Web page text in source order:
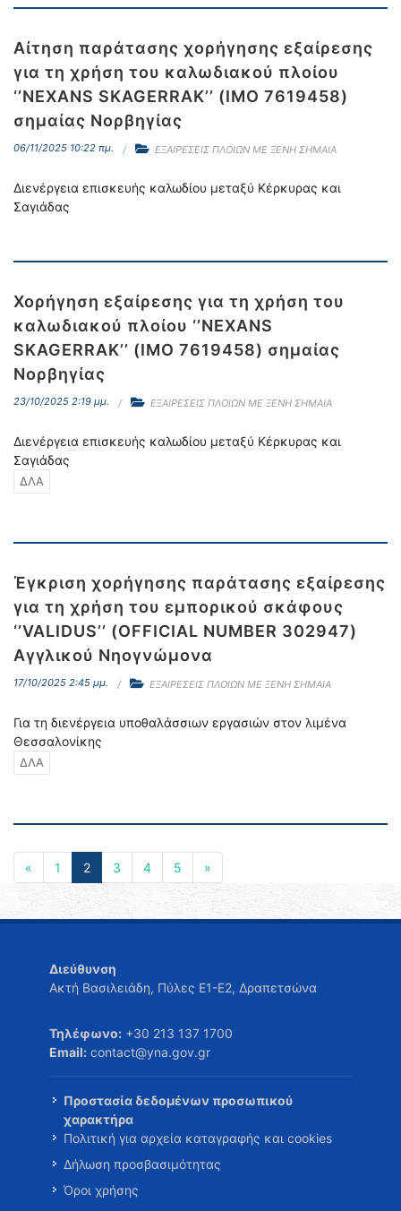
Αίτηση παράτασης χορήγησης εξαίρεσης
για τη χρήση του καλωδιακού πλοίου
‘’NEXANS SKAGERRAK’’ (IMO 7619458)
σημαίας Νορβηγίας
06/11/2025 10:22 πμ. ΕΞΑΙΡΕΣΕΙΣ ΠΛΟΙΩΝ ΜΕ ΞΕΝΗ ΣΗΜΑΙΑ
Διενέργεια επισκευής καλωδίου μεταξύ Κέρκυρας και
Σαγιάδας
Χορήγηση εξαίρεσης για τη χρήση του
καλωδιακού πλοίου ‘’NEXANS
SKAGERRAK’’ (IMO 7619458) σημαίας
Νορβηγίας
23/10/2025 2:19 μμ. ΕΞΑΙΡΕΣΕΙΣ ΠΛΟΙΩΝ ΜΕ ΞΕΝΗ ΣΗΜΑΙΑ
Διενέργεια επισκευής καλωδίου μεταξύ Κέρκυρας και
Σαγιάδας
ΔΛΑ
Έγκριση χορήγησης παράτασης εξαίρεσης
για τη χρήση του εμπορικού σκάφους
‘’VALIDUS’’ (OFFICIAL NUMBER 302947)
Αγγλικού Νηογνώμονα
17/10/2025 2:45 μμ. ΕΞΑΙΡΕΣΕΙΣ ΠΛΟΙΩΝ ΜΕ ΞΕΝΗ ΣΗΜΑΙΑ
Για τη διενέργεια υποθαλάσσιων εργασιών στον λιμένα
Θεσσαλονίκης
ΔΛΑ
« 1 2 3 4 5 »
Διεύθυνση
Ακτή Βασιλειάδη, Πύλες Ε1-Ε2, Δραπετσώνα
Τηλέφωνο: +30 213 137 1700
Email: contact@yna.gov.gr
Προστασία δεδομένων προσωπικού
χαρακτήρα
Πολιτική για αρχεία καταγραφής και cookies
Δήλωση προσβασιμότητας
Όροι χρήσης